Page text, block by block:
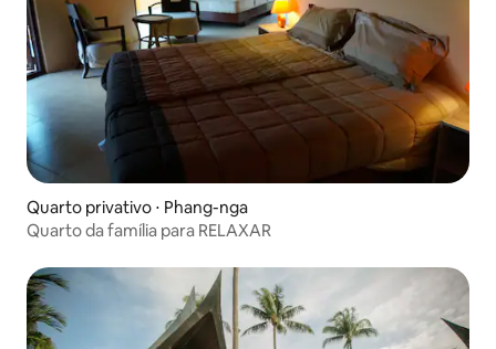
Quarto privativo ⋅ Phang-nga
Quarto da família para RELAXAR